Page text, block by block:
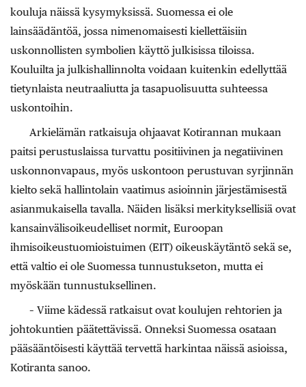
kouluja näissä kysymyksissä. Suomessa ei ole
lainsäädäntöä, jossa nimenomaisesti kiellettäisiin
uskonnollisten symbolien käyttö julkisissa tiloissa.
Kouluilta ja julkishallinnolta voidaan kuitenkin edellyttää
tietynlaista neutraaliutta ja tasapuolisuutta suhteessa
uskontoihin.
Arkielämän ratkaisuja ohjaavat Kotirannan mukaan
paitsi perustuslaissa turvattu positiivinen ja negatiivinen
uskonnonvapaus, myös uskontoon perustuvan syrjinnän
kielto sekä hallintolain vaatimus asioinnin järjestämisestä
asianmukaisella tavalla. Näiden lisäksi merkityksellisiä ovat
kansainvälisoikeudelliset normit, Euroopan
ihmisoikeustuomioistuimen (EIT) oikeuskäytäntö sekä se,
että valtio ei ole Suomessa tunnustukseton, mutta ei
myöskään tunnustuksellinen.
– Viime kädessä ratkaisut ovat koulujen rehtorien ja
johtokuntien päätettävissä. Onneksi Suomessa osataan
pääsääntöisesti käyttää tervettä harkintaa näissä asioissa,
Kotiranta sanoo.